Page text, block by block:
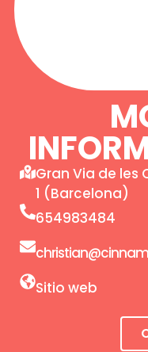
Gran Via de les
1 (Barcelona)
654983484
Sitio web